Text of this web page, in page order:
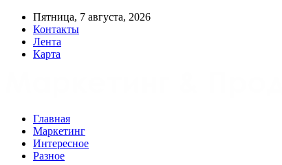
Пятница, 7 августа, 2026
Контакты
Лента
Карта
Главная
Маркетинг
Интересное
Разное